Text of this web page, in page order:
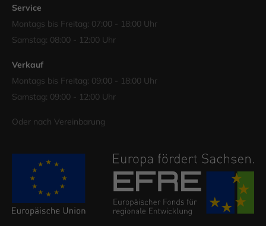
Service
Montags bis Freitag: 07:00 - 18:00 Uhr
Samstag: 08:00 - 12:00 Uhr
Verkauf
Montags bis Freitag: 09:00 - 18:00 Uhr
Samstag: 09:00 - 12:00 Uhr
Oder nach Vereinbarung